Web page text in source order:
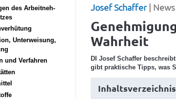
des Arbeit­neh­
Unter­wei­sung,
und Verfahren
Josef Schaffer| News
Wahrheit
DI Josef Schaffer
gibt praktische Tipps, was
Inhaltsverzeichnis